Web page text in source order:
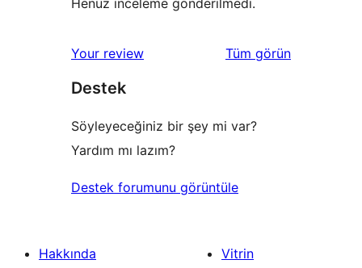
Your review Tüm değerlendirmeleri
görün
Destek
Söyleyeceğiniz bir şey mi var?
Yardım mı lazım?
Destek forumunu görüntüle
Hakkında
Vitrin